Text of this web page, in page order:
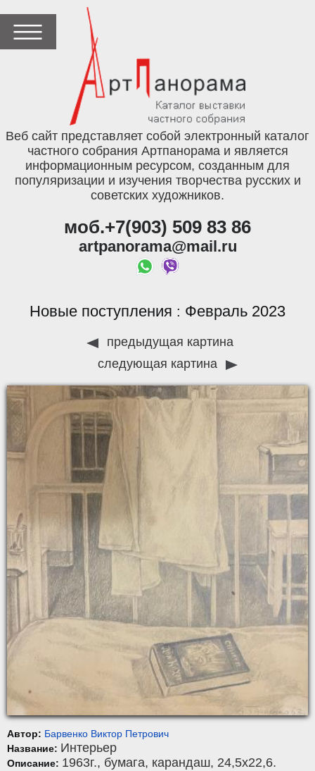
Веб сайт представляет собой электронный каталог
частного собрания Артпанорама и является
информационным ресурсом, созданным для
популяризации и изучения творчества русских и
советских художников.
моб.+7(903) 509 83 86
artpanorama@mail.ru
Новые поступления : Февраль 2023
предыдущая картина
следующая картина
Автор: Барвенко Виктор Петрович
Название: Интерьер
Описание: 1963г., бумага, карандаш, 24,5x22,6.